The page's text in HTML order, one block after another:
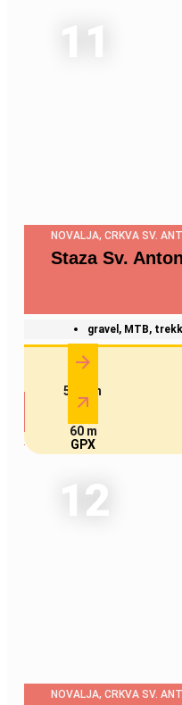
11
NOVALJA, CRKVA SV.
Staza Sv.
gravel, MTB,
5.3 km
60 m
GPX
12
NOVALJA, CRKVA SV.